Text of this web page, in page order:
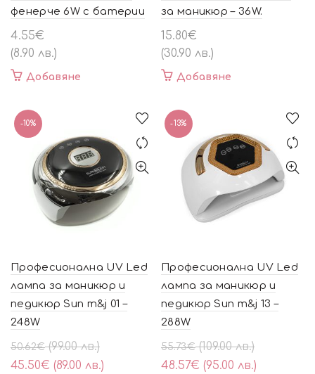
фенерче 6W с батерии
4.55€
(8.90 лв.)
Добавяне
за маникюр – 36W.
15.80€
(30.90 лв.)
Добавяне
-10%
Професионална UV Led
лампа за маникюр и
педикюр Sun m&j 01 –
248W
50.62€ (99.00 лв.)
Original
price
45.50€ (89.00 лв.)
Текущата
цена
-13%
Професионална UV Led
лампа за маникюр и
педикюр Sun m&j 13 –
288W
55.73€ (109.00 лв.)
Original
price
48.57€ (95.00 лв.)
Текущата
цена